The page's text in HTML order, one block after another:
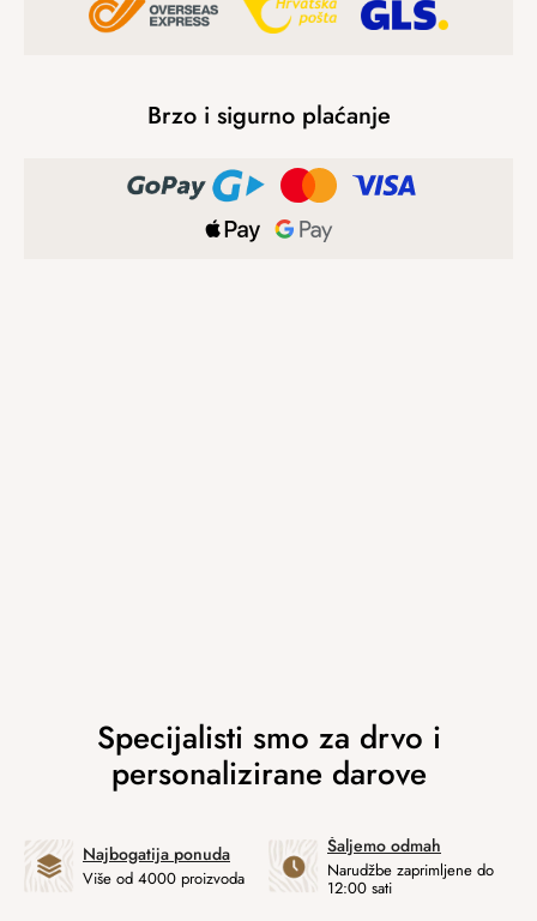
Brzo i sigurno plaćanje
Najbogatija ponuda
Više od 4000 proizvoda
Šaljemo odmah
Narudžbe zaprimljene do
12:00 sati